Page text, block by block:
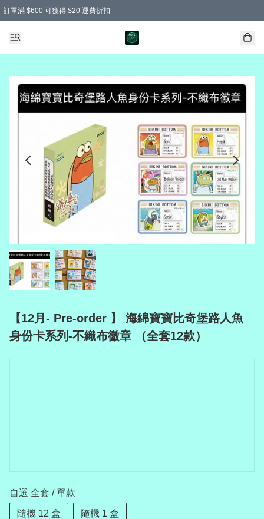
訂單滿 $600 可獲得 $20 運費折扣
【12月- Pre-order 】 海綿寶寶比奇堡路人魚
身份卡系列-不織布徽章 （全套12款）
自選 全套 / 單款
隨機 12 盒 隨機 1 盒